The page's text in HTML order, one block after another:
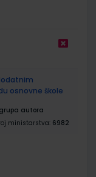
osnovne škole
autora
ministarstva: 6982